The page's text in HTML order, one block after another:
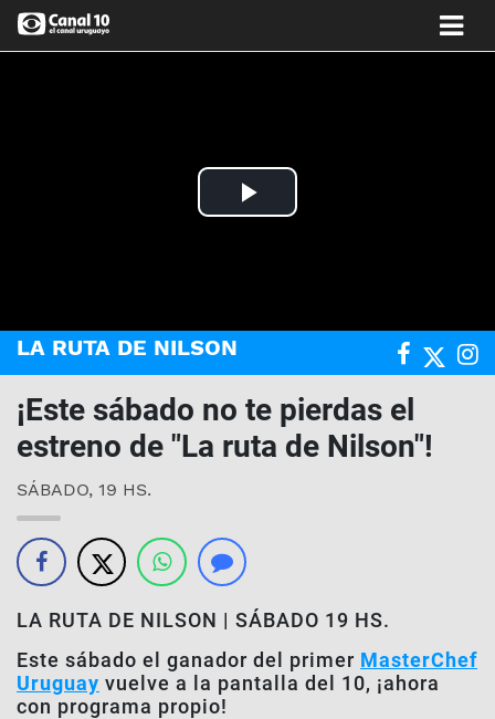
Play
LA RUTA DE NILSON
¡Este sábado no te pierdas el
estreno de "La ruta de Nilson"!
SÁBADO, 19 HS.
LA RUTA DE NILSON | SÁBADO 19 HS.
Este sábado el ganador del primer MasterChef
Uruguay vuelve a la pantalla del 10, ¡ahora
con programa propio!